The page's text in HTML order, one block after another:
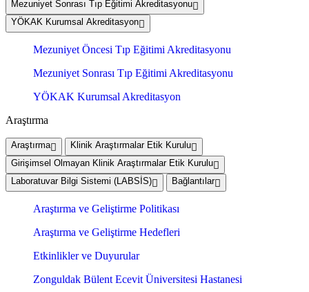
Mezuniyet Sonrası Tıp Eğitimi Akreditasyonu
YÖKAK Kurumsal Akreditasyon
Mezuniyet Öncesi Tıp Eğitimi Akreditasyonu
Mezuniyet Sonrası Tıp Eğitimi Akreditasyonu
YÖKAK Kurumsal Akreditasyon
Araştırma
Araştırma
Klinik Araştırmalar Etik Kurulu
Girişimsel Olmayan Klinik Araştırmalar Etik Kurulu
Laboratuvar Bilgi Sistemi (LABSİS)
Bağlantılar
Araştırma ve Geliştirme Politikası
Araştırma ve Geliştirme Hedefleri
Etkinlikler ve Duyurular
Zonguldak Bülent Ecevit Üniversitesi Hastanesi